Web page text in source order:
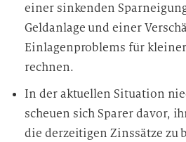
einer sinkenden
Geldanlage und einer
Einlagenproblems für
rechnen.
In der aktuellen Situation
scheuen sich Sparer davor,
die derzeitigen Zinssätze zu